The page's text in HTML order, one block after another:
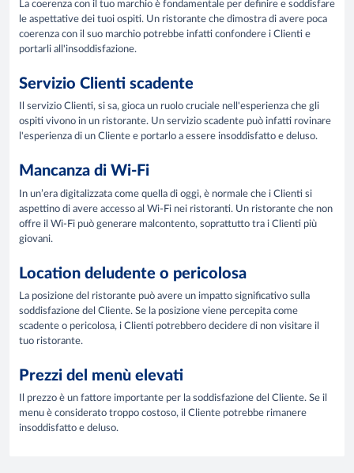
La coerenza con il tuo marchio è fondamentale per definire e soddisfare
le aspettative dei tuoi ospiti. Un ristorante che dimostra di avere poca
coerenza con il suo marchio potrebbe infatti confondere i Clienti e
portarli all'insoddisfazione.
Servizio Clienti scadente
Il servizio Clienti, si sa, gioca un ruolo cruciale nell'esperienza che gli
ospiti vivono in un ristorante. Un servizio scadente può infatti rovinare
l'esperienza di un Cliente e portarlo a essere insoddisfatto e deluso.
Mancanza di Wi-Fi
In un’era digitalizzata come quella di oggi, è normale che i Clienti si
aspettino di avere accesso al Wi-Fi nei ristoranti. Un ristorante che non
offre il Wi-Fi può generare malcontento, soprattutto tra i Clienti più
giovani.
Location deludente o pericolosa
La posizione del ristorante può avere un impatto significativo sulla
soddisfazione del Cliente. Se la posizione viene percepita come
scadente o pericolosa, i Clienti potrebbero decidere di non visitare il
tuo ristorante.
Prezzi del menù elevati
Il prezzo è un fattore importante per la soddisfazione del Cliente. Se il
menu è considerato troppo costoso, il Cliente potrebbe rimanere
insoddisfatto e deluso.